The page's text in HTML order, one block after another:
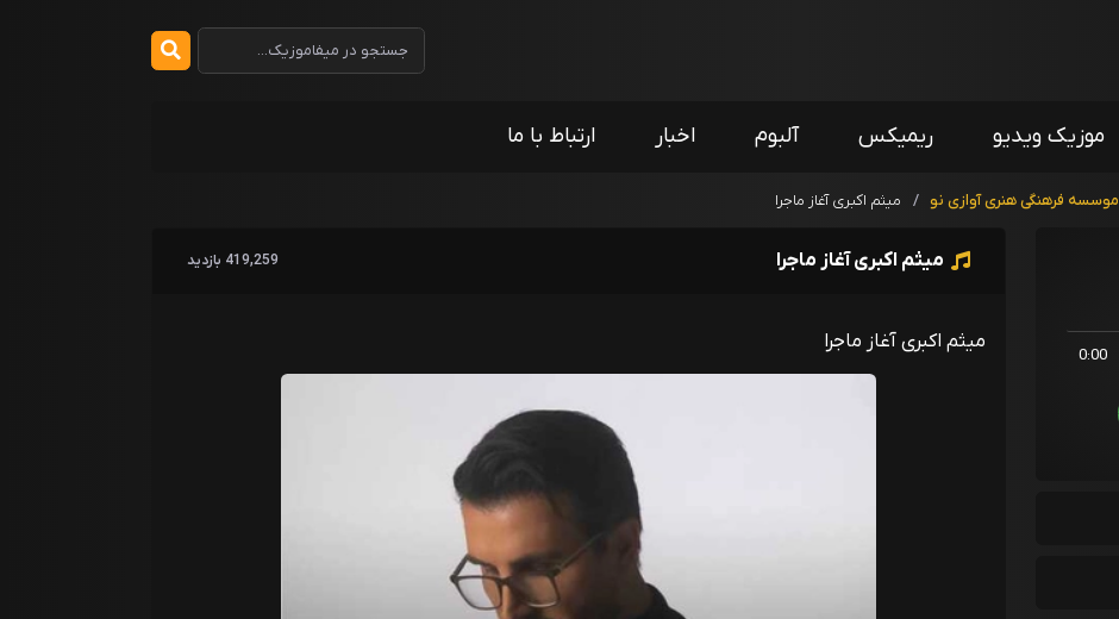
موزیک ویدیو ریمیکس آلبوم اخبار ارتباط با ما
موسسه فرهنگی هنری آوازی نو / میثم اکبری آغاز ماجرا
0:00
میثم اکبری آغاز ماجرا 419,259 بازدید
میثم اکبری آغاز ماجرا